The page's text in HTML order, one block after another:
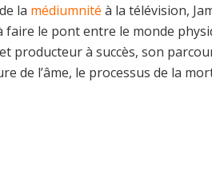
la médiumnité à la télévision,
faire le pont entre le monde
producteur à succès, son
de l’âme, le processus de la